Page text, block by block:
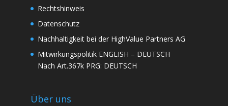
Rechtshinweis
Datenschutz
Nachhaltigkeit bei der HighValue Partners AG
Mitwirkungspolitik ENGLISH – DEUTSCH
Nach Art.367k PRG: DEUTSCH
Über uns